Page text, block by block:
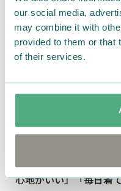
our social media,
may combine it with
provided to them or that
of their services.
「疲労回復ウェア」に
セラミックを定着させ
カバリーアイテム。こ
遠赤外線エネルギーを
促進し、筋肉のハリや
労回復へとつながりま
心地がいい」「毎日着